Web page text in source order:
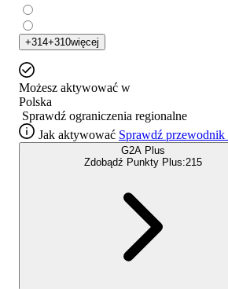
+314+310więcej
Możesz aktywować w
Polska
Sprawdź ograniczenia regionalne
Jak aktywować Sprawdź
G2A Plus
Zdobądź Punkty Plus:215